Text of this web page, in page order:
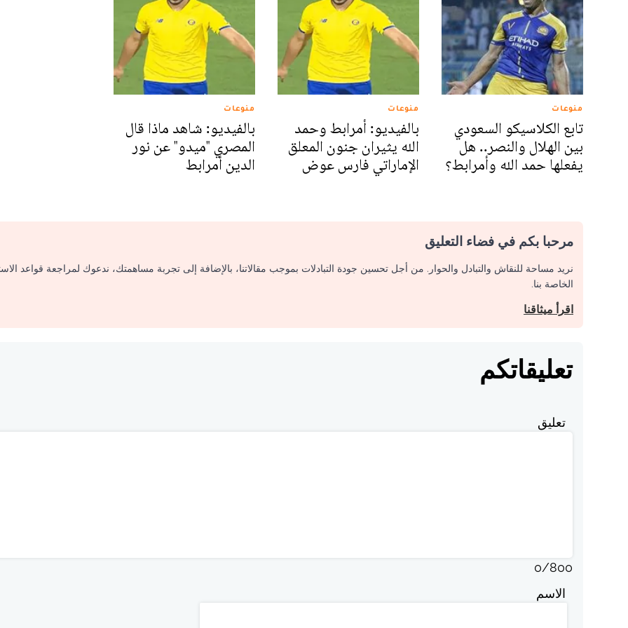
منوعات
تابع الكلاسيكو السعودي
بين الهلال والنصر.. هل
يفعلها حمد الله وأمرابط؟
منوعات
بالفيديو: أمرابط وحمد
الله يثيران جنون المعلق
الإماراتي فارس عوض
منوعات
بالفيديو: شاهد ماذا قال
المصري "ميدو" عن نور
الدين أمرابط
مرحبا بكم في فضاء التعليق
نريد مساحة للنقاش والتبادل والحوار. من أجل تحسين جودة التبادلات بموجب مقالاتنا، بالإضافة إلى تجربة مساهمتك، ندعوك لمراجعة قواعد
الخاصة بنا.
اقرأ ميثاقنا
تعليقاتكم
تعليق
0/800
الاسم